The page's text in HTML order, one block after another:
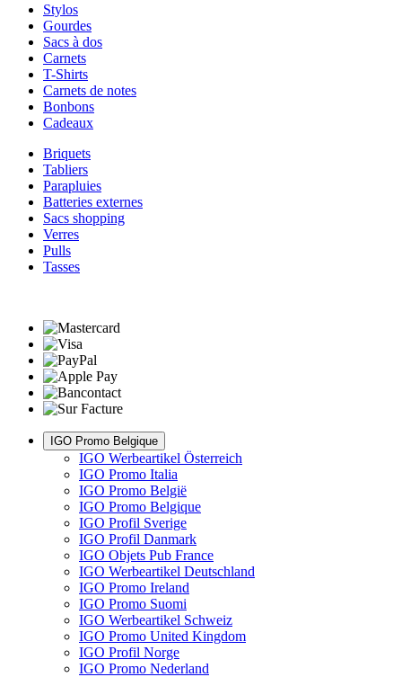
Stylos
Gourdes
Sacs à dos
Carnets
T-Shirts
Carnets de notes
Bonbons
Cadeaux
Briquets
Tabliers
Parapluies
Batteries externes
Sacs shopping
Verres
Pulls
Tasses
IGO Promo Belgique
IGO Werbeartikel Österreich
IGO Promo Italia
IGO Promo België
IGO Promo Belgique
IGO Profil Sverige
IGO Profil Danmark
IGO Objets Pub France
IGO Werbeartikel Deutschland
IGO Promo Ireland
IGO Promo Suomi
IGO Werbeartikel Schweiz
IGO Promo United Kingdom
IGO Profil Norge
IGO Promo Nederland